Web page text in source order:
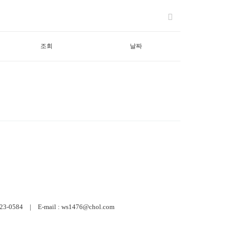
조회 날짜
0584 | E-mail : ws1476@chol.com